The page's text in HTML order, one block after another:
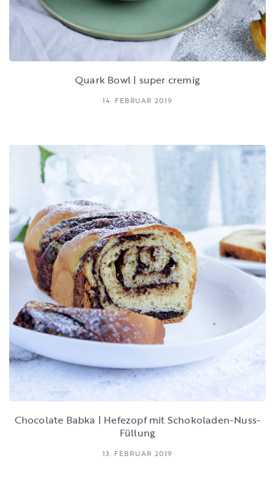
Quark Bowl | super cremig
14. FEBRUAR 2019
Chocolate Babka | Hefezopf mit Schokoladen-Nuss-
Füllung
13. FEBRUAR 2019